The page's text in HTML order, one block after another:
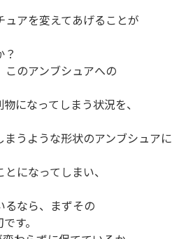
アを変えてあげることが
のアンブシュアへの
になってしまう状況を、
まうような形状のアンブシュアに
になってしまい、
るなら、まずその
す。